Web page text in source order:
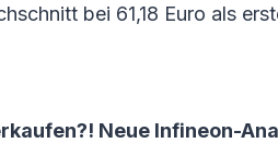
bei 61,18 Euro als
Neue Infineon-